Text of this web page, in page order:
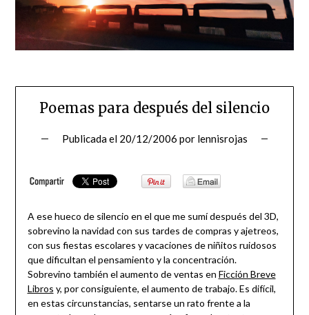
Poemas para después del silencio
Publicada el 20/12/2006 por lennisrojas
A ese hueco de silencio en el que me sumí después del 3D,
sobrevino la navidad con sus tardes de compras y ajetreos,
con sus fiestas escolares y vacaciones de niñitos ruidosos
que dificultan el pensamiento y la concentración.
Sobrevino también el aumento de ventas en Ficción Breve
Libros y, por consiguiente, el aumento de trabajo. Es difícil,
en estas circunstancias, sentarse un rato frente a la